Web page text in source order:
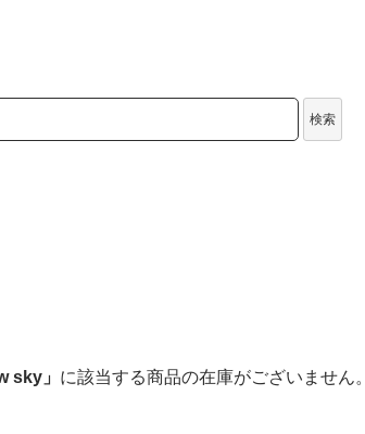
検索
sky」 に該当する商品の在庫がございません。